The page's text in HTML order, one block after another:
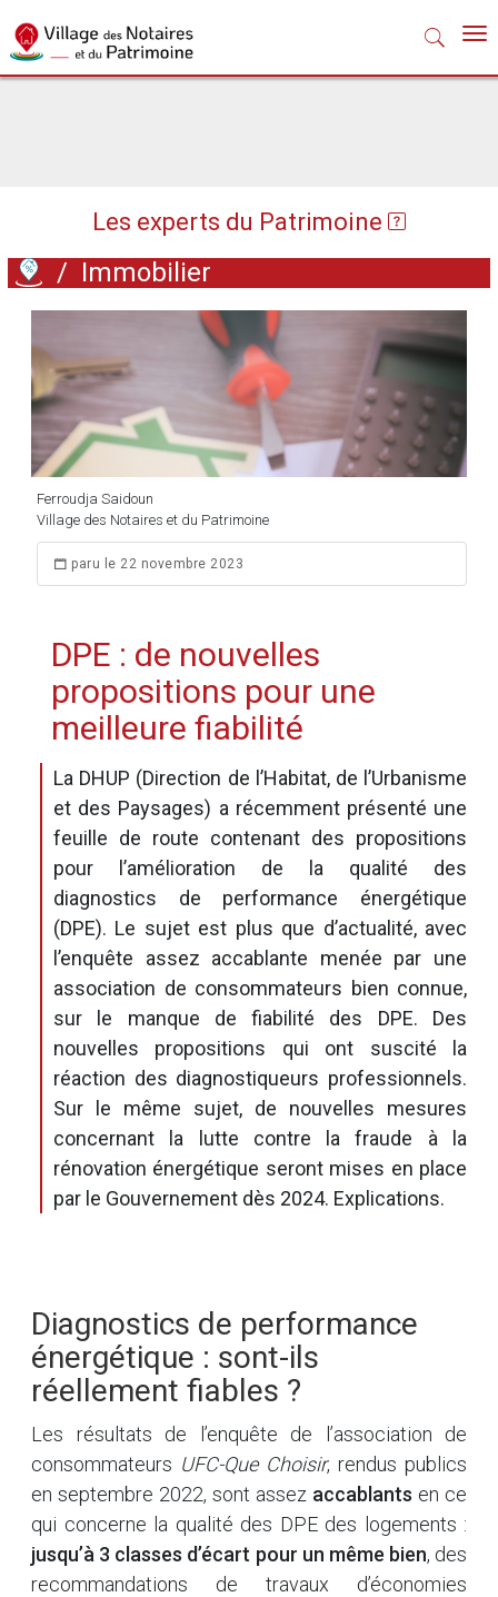
Les experts du Patrimoine
/ Immobilier
Ferroudja Saidoun
Village des Notaires et du Patrimoine
paru le 22 novembre 2023
DPE : de nouvelles
propositions pour une
meilleure fiabilité
La DHUP (Direction de l’Habitat, de l’Urbanisme
et des Paysages) a récemment présenté une
feuille de route contenant des propositions
pour l’amélioration de la qualité des
diagnostics de performance énergétique
(DPE). Le sujet est plus que d’actualité, avec
l’enquête assez accablante menée par une
association de consommateurs bien connue,
sur le manque de fiabilité des DPE. Des
nouvelles propositions qui ont suscité la
réaction des diagnostiqueurs professionnels.
Sur le même sujet, de nouvelles mesures
concernant la lutte contre la fraude à la
rénovation énergétique seront mises en place
par le Gouvernement dès 2024. Explications.
Diagnostics de performance
énergétique : sont-ils
réellement fiables ?
Les résultats de l’enquête de l’association de
consommateurs UFC-Que Choisir, rendus publics
en septembre 2022, sont assez accablants en ce
qui concerne la qualité des DPE des logements :
jusqu’à 3 classes d’écart pour un même bien, des
recommandations de travaux d’économies